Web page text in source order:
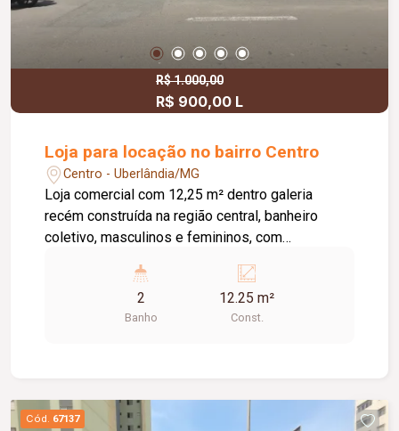
R$ 1.000,00
R$ 900,00 L
Loja para locação no bairro Centro
Centro - Uberlândia/MG
Loja comercial com 12,25 m² dentro galeria
recém construída na região central, banheiro
coletivo, masculinos e femininos, com
lojas grandes e espaçosas, corredores largos,
praça de alimentação, WI-FI, zelador e sistema
de monitoramento.
2
Banho
12.25 m²
Const.
Cód. 67137